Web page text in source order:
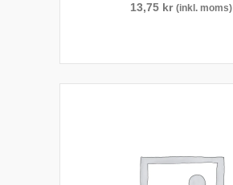
13,75 kr (inkl. moms)